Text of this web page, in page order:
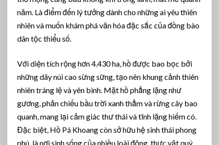
năm. Là điểm đến lý tưởng dành cho những ai yêu thiên
nhiên và muốn khám phá văn hóa đặc sắc của đồng bào
dân tộc thiểu số.
Với diện tích rộng hơn 4.430 ha, hồ được bao bọc bởi
những dãy núi cao sừng sững, tạo nên khung cảnh thiên
nhiên tráng lệ và yên bình. Mặt hồ phẳng lặng như
gương, phản chiếu bầu trời xanh thẳm và rừng cây bao
quanh, mang lại cảm giác thư thái và tĩnh lặng hiếm có.
Đặc biệt, Hồ Pá Khoang còn sở hữu hệ sinh thái phong
phú, là nơi sinh sống của nhiều loài động, thực vật quý